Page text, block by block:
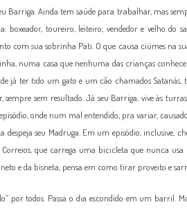
Barriga. Ainda tem saúde para trabalhar, mas
boxeador, toureiro, leiteiro, vendedor e velho do
com sua sobrinha Pati. O que causa ciúmes na
numa casa que nenhuma das crianças
já ter tido um gato e um cão chamados Satanás,
sempre sem resultado. Já seu Barriga, vive às
onde num mal entendido, pra variar,
despeja seu Madruga. Em um episódio,
que carrega uma bicicleta que nunca usa
e da bisneta, pensa em como tirar proveito e
por todos. Passa o dia escondido em um barril.